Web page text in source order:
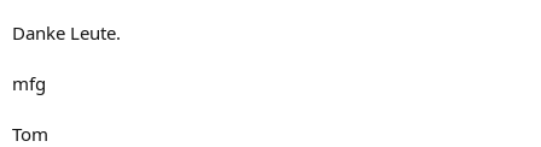
Danke Leute.
mfg
Tom